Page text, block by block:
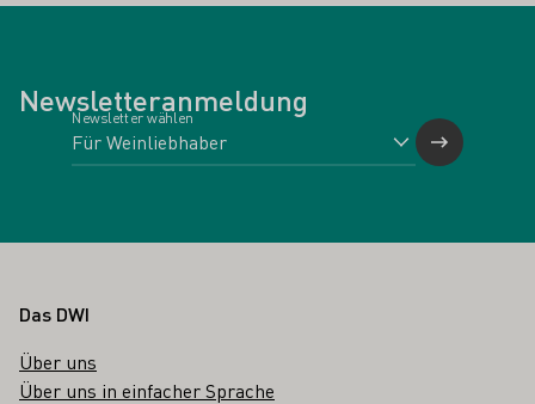
Newsletteranmeldung
Newsletter wählen
Fußbereich
Das DWI
Über uns
Über uns in einfacher Sprache